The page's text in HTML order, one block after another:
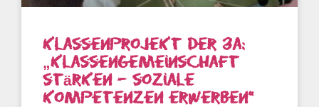
Klassenprojekt der 3a:
„Klassengemeinschaft
stärken – soziale
Kompetenzen erwerben“